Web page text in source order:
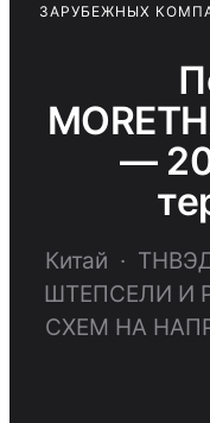
ЗАРУБЕЖНЫХ
—
Китай ·
ШТЕПСЕЛИ И
СХЕМ НА